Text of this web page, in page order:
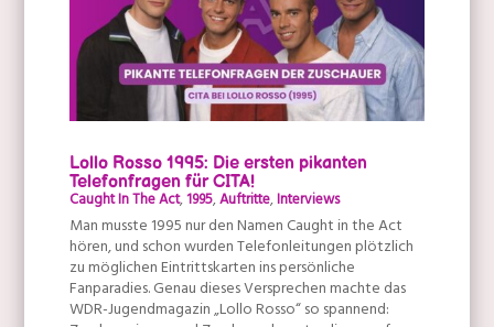
Lollo Rosso 1995: Die ersten pikanten
Telefonfragen für CITA!
Caught In The Act,1995,Auftritte,Interviews
Man musste 1995 nur den Namen Caught in the Act
hören, und schon wurden Telefonleitungen plötzlich
zu möglichen Eintrittskarten ins persönliche
Fanparadies. Genau dieses Versprechen machte das
WDR-Jugendmagazin „Lollo Rosso“ so spannend: